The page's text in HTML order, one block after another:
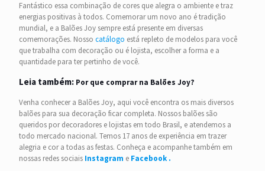
Fantástico essa combinação de cores que alegra o ambiente e traz
energias positivas à todos. Comemorar um novo ano é tradição
mundial, e a Balões Joy sempre está presente em diversas
comemorações. Nosso catálogo está repleto de modelos para você
que trabalha com decoração ou é lojista, escolher a forma e a
quantidade para ter pertinho de você.
Leia também: Por que comprar na Balões Joy?
Venha conhecer a Balões Joy, aqui você encontra os mais diversos
balões para sua decoração ficar completa. Nossos balões são
queridos por decoradores e lojistas em todo Brasil, e atendemos a
todo mercado nacional. Temos 17 anos de experiência em trazer
alegria e cor a todas as festas. Conheça e acompanhe também em
nossas redes sociais Instagram e Facebook .